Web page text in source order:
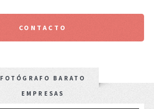
CONTACTO
FOTÓGRAFO BARATO
EMPRESAS